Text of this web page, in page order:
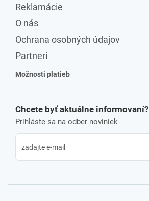
Reklamácie
O nás
Ochrana osobných údajov
Partneri
Možnosti platieb
Chcete byť aktuálne informovaní?
Prihláste sa na odber noviniek